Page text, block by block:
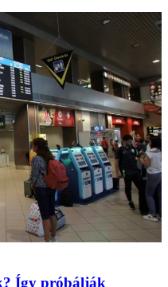
Így próbálják